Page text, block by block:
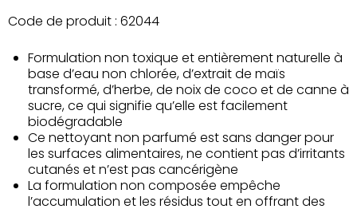
Code de produit : 62044
Formulation non toxique et entièrement naturelle à
base d’eau non chlorée, d’extrait de maïs
transformé, d’herbe, de noix de coco et de canne à
sucre, ce qui signifie qu’elle est facilement
biodégradable
Ce nettoyant non parfumé est sans danger pour
les surfaces alimentaires, ne contient pas d’irritants
cutanés et n’est pas cancérigène
La formulation non composée empêche
l’accumulation et les résidus tout en offrant des